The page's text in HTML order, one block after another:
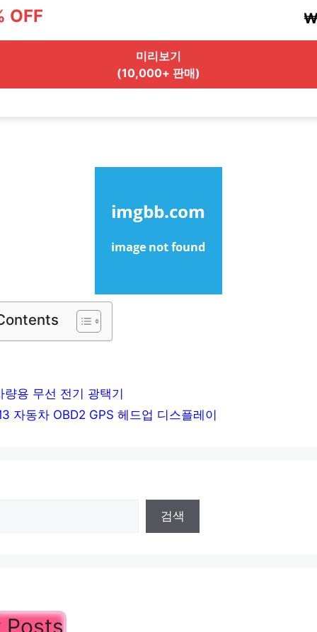
OFF
미리보기
(10,000+ 판매)
용 무선 전기 광택기
자동차 OBD2 GPS 헤드업 디스플레이
검색
Posts